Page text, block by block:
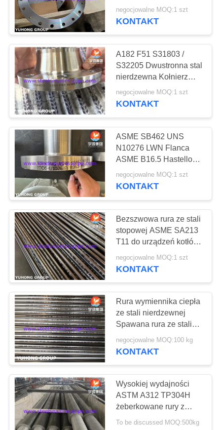
SITEMAP
PRIVACY
POLICYRurka igłowa
Fin Tube
746
Wymiennik ciepła
36
Rura wymiennika
ciepła
482
PN100 DN10-DN600
negocjowalne MOQ:1 szt
KONTAKT
A182 F51 S31803 /
S32205 Dwustronna stal
nierdzewna Kołnierz
szyjny spawany WNRF
negocjowalne MOQ:1 szt
KONTAKT
ASME SB462 UNS
N10276 LWN Flanca
ASME B16.5 Hastelloy
C276 Flanca z długimi
złowionymi szyjami
negocjowalne MOQ:1 szt
KONTAKT
Bezszwowa rura ze stali
stopowej ASME SA213
T11 do urządzeń kotłów
i wymienników ciepła
negocjowalne MOQ:1 szt
KONTAKT
Rura wymiennika ciepła
ze stali nierdzewnej
Spawana rura ze stali
nierdzewnej ASTM
A249 TP304 TP304L o
prostym końcem
negocjowalne MOQ:100 kg
KONTAKT
Wysokiej wydajności
ASTM A312 TP304H
żeberkowane rury z
płetwami do
To be discussed MOQ:500kg